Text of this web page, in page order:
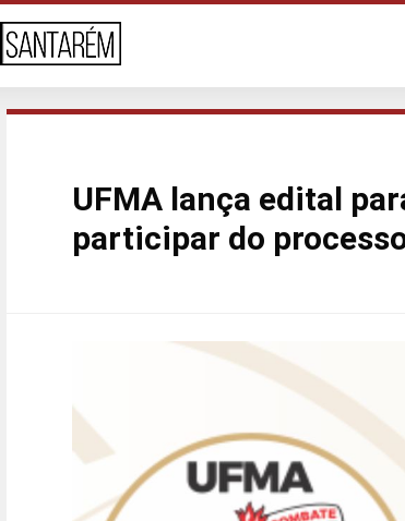
UFMA lança edital
participar do